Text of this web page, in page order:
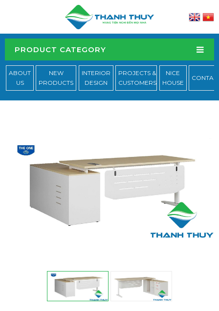
PRODUCT CATEGORY
ABOUT
US
NEW
PRODUCTS
INTERIOR
DESIGN
PROJECTS &
CUSTOMERS
NICE
HOUSE